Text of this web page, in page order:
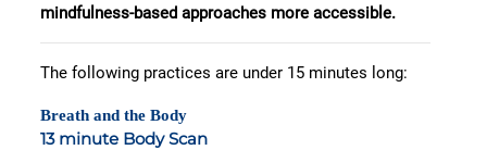
mindfulness-based approaches more accessible.
The following practices are under 15 minutes long:
Breath and the Body
13 minute Body Scan